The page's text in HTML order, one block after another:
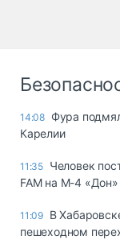
14:08 Фура
Карелии
11:35 Человек
FAM на М-4
11:09 В
пешеходном